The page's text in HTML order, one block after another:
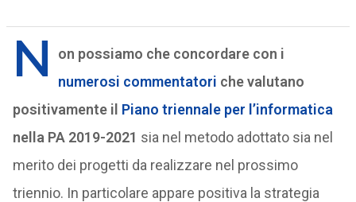
N
on possiamo che concordare con i
numerosi commentatori che valutano
positivamente il Piano triennale per l’informatica
nella PA 2019-2021 sia nel metodo adottato sia nel
merito dei progetti da realizzare nel prossimo
triennio. In particolare appare positiva la strategia